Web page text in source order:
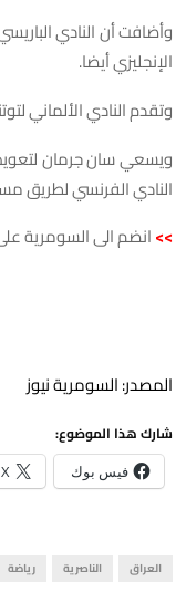
وأضافت أن النادي
الإنجليزي أيضا.
وتقدم النادي الألماني
ويسعي سان جرمان
النادي الفرنسي لطريق
>>انضم الى السومرية
المصدر: السومرية نيوز
شارك هذا الموضوع:
فيس بوك X
العراق الناصرية رياضة